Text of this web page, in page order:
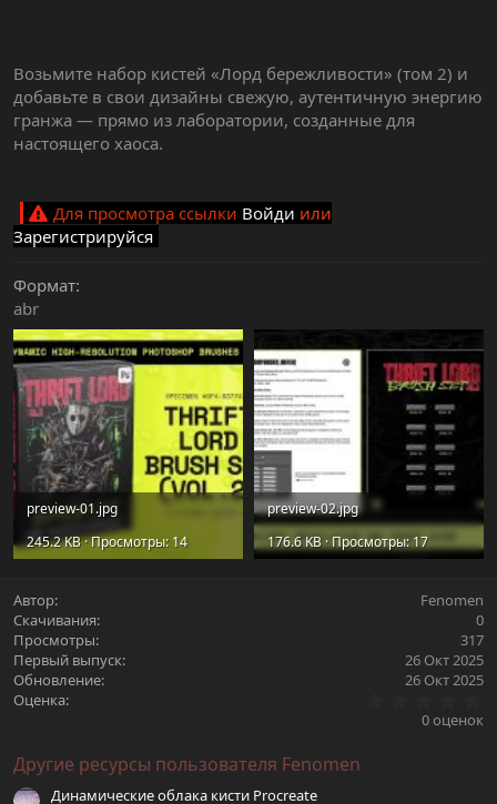
Возьмите набор кистей «Лорд бережливости» (том 2) и
добавьте в свои дизайны свежую, аутентичную энергию
гранжа — прямо из лаборатории, созданные для
настоящего хаоса.
Для просмотра ссылки Войди или
Зарегистрируйся
Формат
abr
preview-01.jpg
245.2 KB · Просмотры: 14
preview-02.jpg
176.6 KB · Просмотры: 17
Автор
Fenomen
Скачивания
0
Просмотры
317
Первый выпуск
26 Окт 2025
Обновление
26 Окт 2025
Оценка
0
0 оценок
Другие ресурсы пользователя Fenomen
Динамические облака кисти Procreate